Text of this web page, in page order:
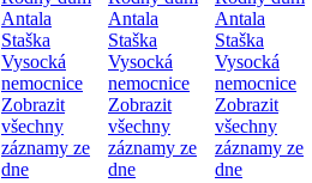
Antala
Staška
Vysocká
nemocnice
Zobrazit
všechny
záznamy ze
dne
Antala
Staška
Vysocká
nemocnice
Zobrazit
všechny
záznamy ze
dne
Antala
Staška
Vysocká
nemocnice
Zobrazit
všechny
záznamy ze
dne